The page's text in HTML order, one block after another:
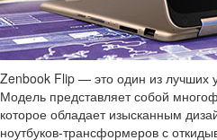
Zenbook Flip — это один из лучших
Модель представляет собой
которое обладает изысканным
ноутбуков-трансформеров с